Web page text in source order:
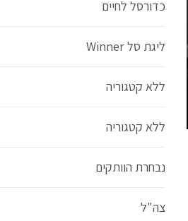
כדורסל לחיים
ליגת סל Winner
ללא קטגוריה
ללא קטגוריה
נבחרת הוותקים
צה"ל